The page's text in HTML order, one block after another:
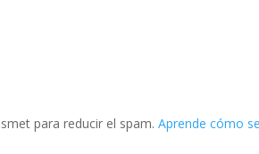
para reducir el spam.Aprende cómo